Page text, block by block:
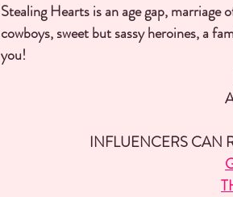
Stealing Hearts is an age gap, marriage
cowboys, sweet but sassy heroines, a
you!
INFLUENCERS CAN